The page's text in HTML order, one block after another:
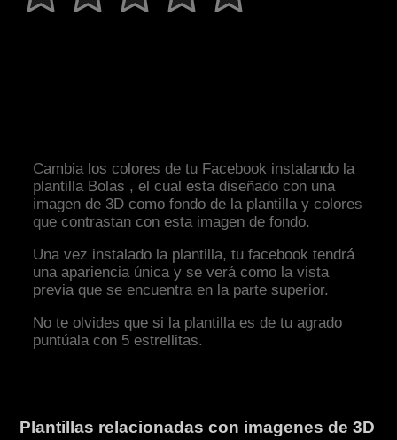
Cambia los colores de tu Facebook instalando la
plantilla Bolas , el cual esta diseñado con una
imagen de 3D como fondo de la plantilla y colores
que contrastan con esta imagen de fondo.
Una vez instalado la plantilla, tu facebook tendrá
una apariencia única y se verá como la vista
previa que se encuentra en la parte superior.
No te olvides que si la plantilla es de tu agrado
puntúala con 5 estrellitas.
Plantillas relacionadas con imagenes de 3D